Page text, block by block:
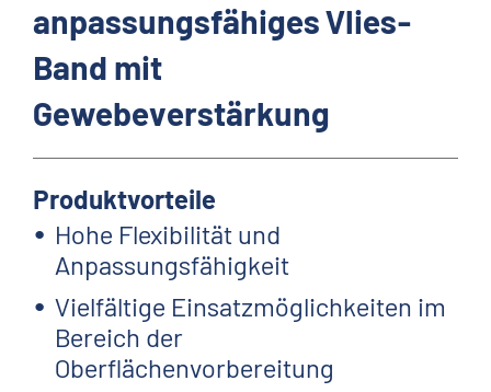
anpassungsfähiges Vlies-
Band mit
Gewebeverstärkung
Produktvorteile
Hohe Flexibilität und
Anpassungsfähigkeit
Vielfältige Einsatzmöglichkeiten im
Bereich der
Oberflächenvorbereitung